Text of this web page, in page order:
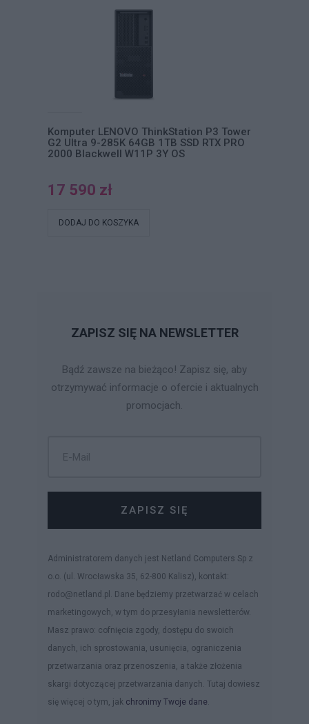
Komputer LENOVO ThinkStation P3 Tower
G2 Ultra 9-285K 64GB 1TB SSD RTX PRO
2000 Blackwell W11P 3Y OS
17 590 zł
DODAJ DO KOSZYKA
ZAPISZ SIĘ NA NEWSLETTER
Bądź zawsze na bieżąco! Zapisz się, aby
otrzymywać informacje o ofercie i aktualnych
promocjach.
ZAPISZ SIĘ
Administratorem danych jest Netland Computers Sp z
o.o. (ul. Wrocławska 35, 62-800 Kalisz), kontakt:
rodo@netland.pl. Dane będziemy przetwarzać w celach
marketingowych, w tym do przesyłania newsletterów.
Masz prawo: cofnięcia zgody, dostępu do swoich
danych, ich sprostowania, usunięcia, ograniczenia
przetwarzania oraz przenoszenia, a także złożenia
skargi dotyczącej przetwarzania danych. Tutaj dowiesz
się więcej o tym, jak chronimy Twoje dane.